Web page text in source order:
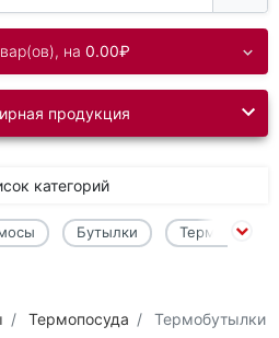
на 0.00₽
продукция
категорий
Бутылки Термокружки
Термопосуда Термобутылки